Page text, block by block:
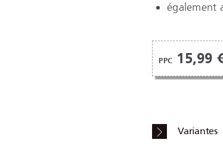
également
PPC 15,99
Variantes